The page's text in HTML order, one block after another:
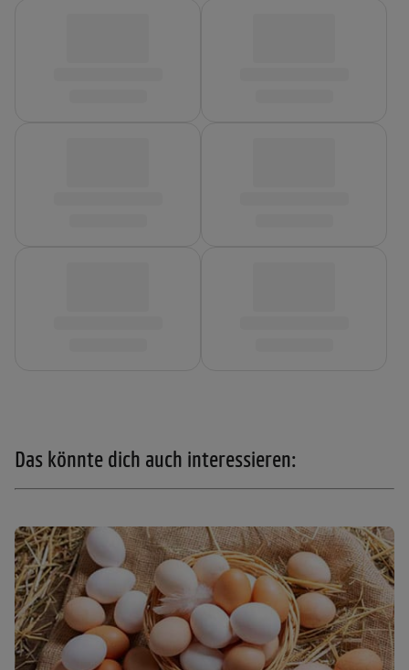
Das könnte dich auch interessieren: